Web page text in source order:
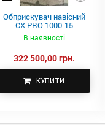
Обприскувач навісний
CX PRO 1000-15
В наявності
322 500,00 грн.
КУПИТИ